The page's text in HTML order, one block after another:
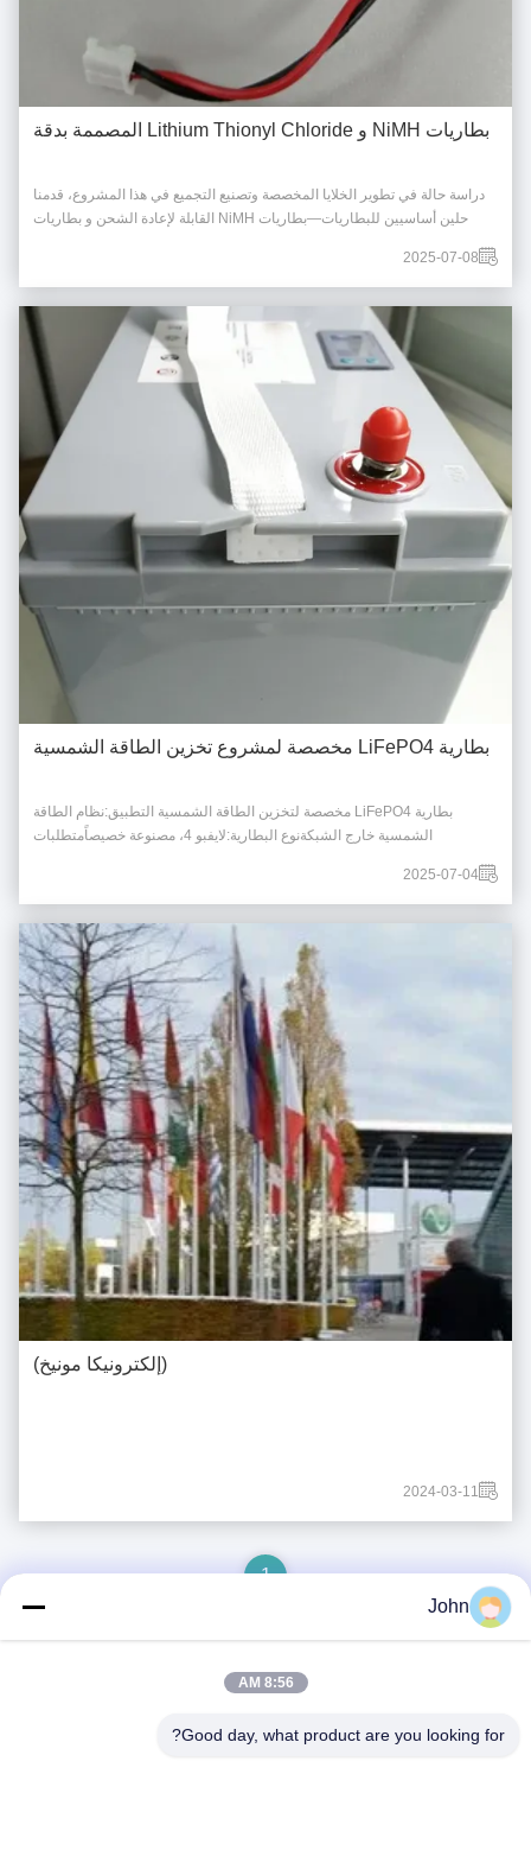
بطاريات NiMH و Lithium Thionyl Chloride المصممة بدقة
دراسة حالة في تطوير الخلايا المخصصة وتصنيع التجميع في هذا المشروع، قدمنا
حلين أساسيين للبطاريات—بطاريات NiMH القابلة لإعادة الشحن و بطاريات
طاقة تدوم طويلاً ومستقرة وعالية الأداء عبر البيئات الصناعية. ولكن بالإضافة إلى
تسليم المن...
2025-07-08
بطارية LiFePO4 مخصصة لمشروع تخزين الطاقة الشمسية
بطارية LiFePO4 مخصصة لتخزين الطاقة الشمسية التطبيق:نظام الطاقة
الشمسية خارج الشبكةنوع البطارية:لايفبو 4، مصنوعة خصيصاًمتطلبات
مراقبة في الوقت الحقيقي: شاشة LCD تع...
2025-07-04
(إلكترونيكا مونيخ)
2024-03-11
1
John
8:56 AM
Good day, what product are you looking for?